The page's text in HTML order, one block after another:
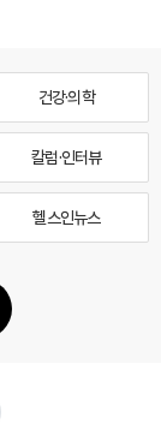
건강·의학
칼럼·인터뷰
헬스인뉴스